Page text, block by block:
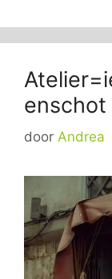
enschot
door Andrea